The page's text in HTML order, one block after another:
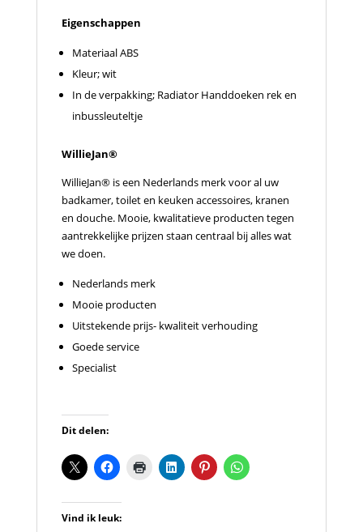
Eigenschappen
Materiaal ABS
Kleur; wit
In de verpakking; Radiator Handdoeken rek en
inbussleuteltje
WillieJan®
WillieJan® is een Nederlands merk voor al uw
badkamer, toilet en keuken accessoires, kranen
en douche. Mooie, kwalitatieve producten tegen
aantrekkelijke prijzen staan centraal bij alles wat
we doen.
Nederlands merk
Mooie producten
Uitstekende prijs- kwaliteit verhouding
Goede service
Specialist
Dit delen:
Vind ik leuk: